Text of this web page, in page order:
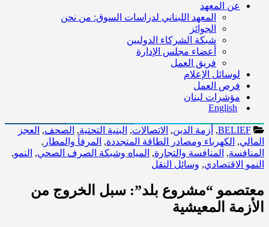
عن المعهد
المعهد اللبناني لدراسات السوق: من نحن
الجوائز
شبكة الشركاء الدوليين
أعضاء مجلس الإدارة
فريق العمل
لوسائل الإعلام
فرص العمل
مؤشرات لبنان
English
BELIEF
, أزمة الدين, الاتصالات, البنية التحتية, الصحف, العجز
المالي, الكهرباء ومصادر الطاقة المتجددة, المرفأ والمطار ,
المنافسة, المنافسة والتجارة, المياه وشبكة الصرف الصحي, النمو,
النمو الاقتصادي, وسائل النقل
معتصمو “مشروع بلد”: سبل الخروج من
الأزمة المعيشية